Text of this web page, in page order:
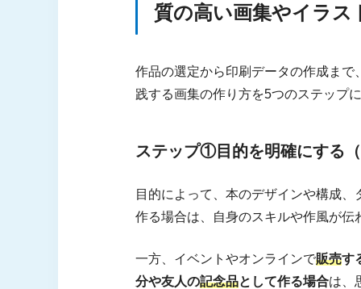
画集の作り方でよくある2つの
質問② 画集の価格設定はど
理想の画集やイラスト本を作
質の高い画集やイラ
作品の選定から印刷データの作成ま
践する画集の作り方を5つのステップ
ステップ①目的を明確にする
目的によって、本のデザインや構成
作る場合は、自身のスキルや作風が
一方、イベントやオンラインで販売す
分や友人の記念品として作る場合は、